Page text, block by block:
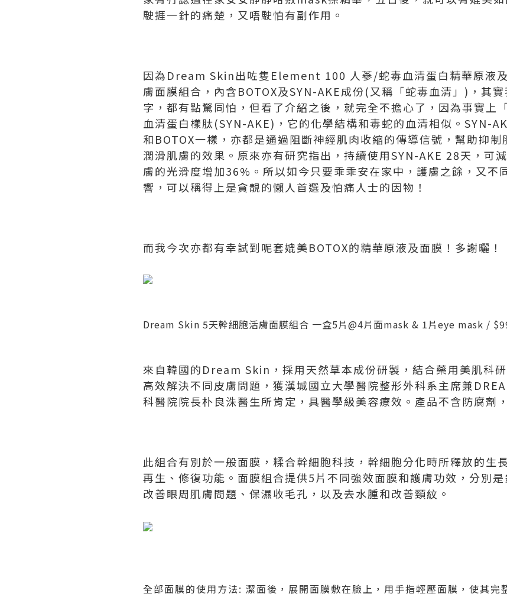
駛捱一針的痛楚，又唔駛怕有副作用。
因為Dream Skin出咗隻 Element 100 人蔘/蛇毒血清蛋白精華原液及
膚面膜組合 ，內含BOTOX及SYN-AKE成份(又稱「蛇毒血清」 ) ，其
字，都有點驚同怕，但看了介紹之後，就完全不擔心了，因為事實上
血清蛋白樣肽(SYN-AKE) ，它的化學結構和毒蛇的血清相似。 SYN-
和BOTOX一樣，亦都是通過阻斷神經肌肉收縮的傳導信號，幫助抑制
潤滑肌膚的效果。原來亦有研究指出，持續使用SYN-AKE 28天，可
膚的光滑度增加36% 。所以如今只要乖乖安在家中，護膚之餘，又不
響，可以稱得上是貪靚的懶人首選及怕痛人士的因物！
而我今次亦都有幸試到呢套媲美BOTOX的精華原液及面膜！多謝曬！
Dream Skin 5天幹細胞活膚面膜組合 一盒5片@4片面mask & 1片eye mask /
來自韓國的Dream Skin ，採用天然草本成份研製，結合藥用美肌科
高效解決不同皮膚問題，獲漢城國立大學醫院整形外科系主席兼
科醫院院長朴良洙醫生所肯定，具醫學級美容療效。產品不含防腐劑
此組合有別於一般面膜，糅合幹細胞科技，幹細胞分化時所釋放的生
再生、修復功能。面膜組合提供5片不同強效面膜和護膚功效，分別
改善眼周肌膚問題、保濕收毛孔，以及去水腫和改善頸紋。
全部面膜的使用方法: 潔面後，展開面膜敷在臉上，用手指輕壓面膜，使其完